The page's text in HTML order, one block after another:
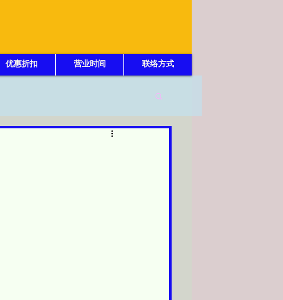
优惠折扣 营业时间 联络方式